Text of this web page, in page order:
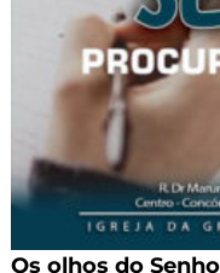
Os olhos do